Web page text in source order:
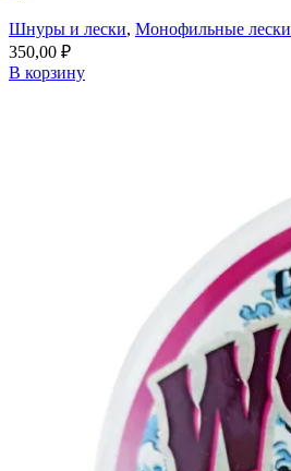
Шнуры и лески, Монофильные лески
350,00 ₽
В корзину